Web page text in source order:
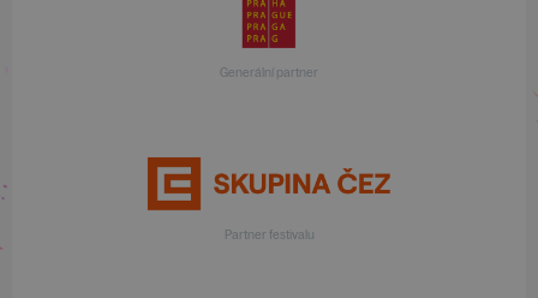
Generální partner
Partner festivalu